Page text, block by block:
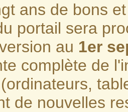
ans de bons
portail sera
au 1er
complète de
de nouvelles